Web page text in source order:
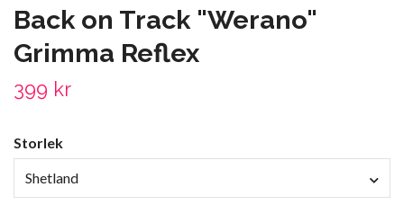
Back on Track "Werano"
Grimma Reflex
399 kr
Storlek
Shetland